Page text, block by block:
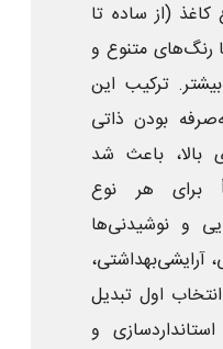
کاغذ (از ساده تا
رنگ‌های متنوع و
ترکیب این
بودن ذاتی
بالا، باعث شد
برای هر نوع
و نوشیدنی‌ها
آرایشی‌بهداشتی،
اول تبدیل
و